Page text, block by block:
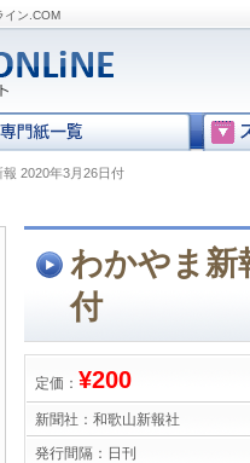
イン.COM
報 2020年3月26日付
わかやま新
付
定価： ¥200
新聞社： 和歌山新報社
発行間隔： 日刊